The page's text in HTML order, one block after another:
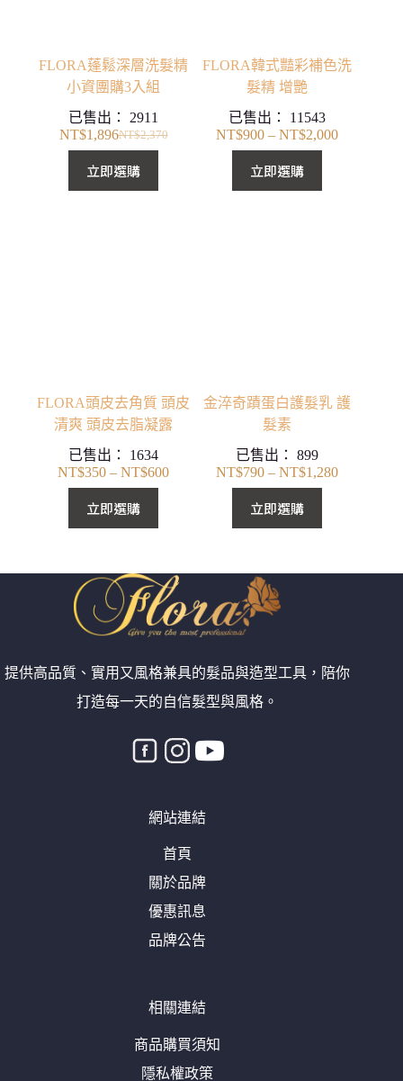
FLORA蓬鬆深層洗髮精
小資團購3入組
已售出： 2911
NT$2,370
始
價
NT$1,896
前
價
立即選購
FLORA韓式豔彩補色洗
髮精 增艷
已售出： 11543
NT$900 – NT$2,000價
立即選購
FLORA頭皮去角質 頭皮
清爽 頭皮去脂凝露
已售出： 1634
NT$350 – NT$600價
到
NT$600
立即選購
金淬奇蹟蛋白護髮乳 護
髮素
已售出：899
NT$790 – NT$1,280價
到
立即選購
提供高品質、實用又風格兼具的髮品與造型工具，陪你
打造每一天的自信髮型與風格。
網站連結
首頁
關於品牌
優惠訊息
品牌公告
相關連結
商品購買須知
隱私權政策